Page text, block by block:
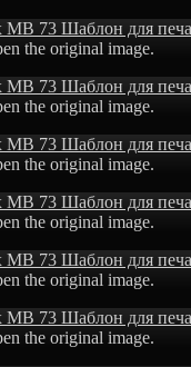
the original image.
the original image.
the original image.
the original image.
the original image.
the original image.